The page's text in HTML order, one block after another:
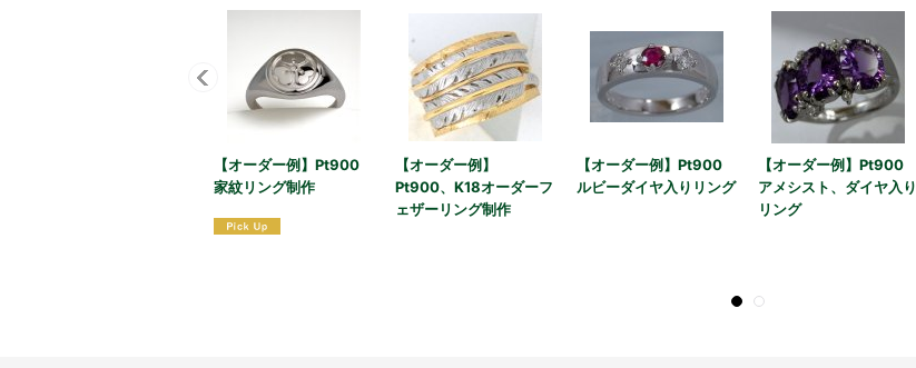
【オーダー例】Pt900
家紋リング制作
【オーダー例】
Pt900、K18オーダーフ
ェザーリング制作
【オーダー例】Pt900
ルビーダイヤ入りリング
【オーダー例】Pt900
アメシスト、ダイヤ入り
リング